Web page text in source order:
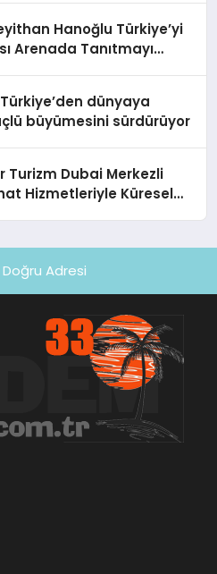
Hanoğlu Türkiye’yi
Arenada Tanıtmayı
dünyaya
büyümesini sürdürüyor
Turizm Dubai Merkezli
Hizmetleriyle Küresel
Adresi